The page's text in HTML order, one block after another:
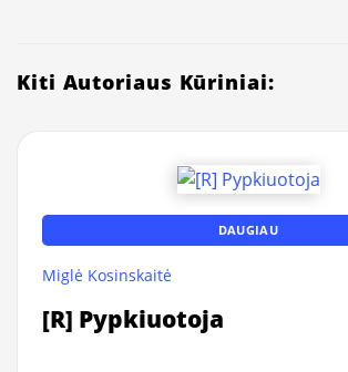
Kiti Autoriaus Kūriniai:
DAUGIAU
Miglė Kosinskaitė
[R] Pypkiuotoja